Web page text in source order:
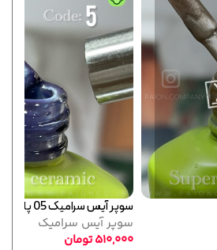
سوپر آیس سرامیک 06 پایون
سوپر آیس سرامیک
510,000تومان